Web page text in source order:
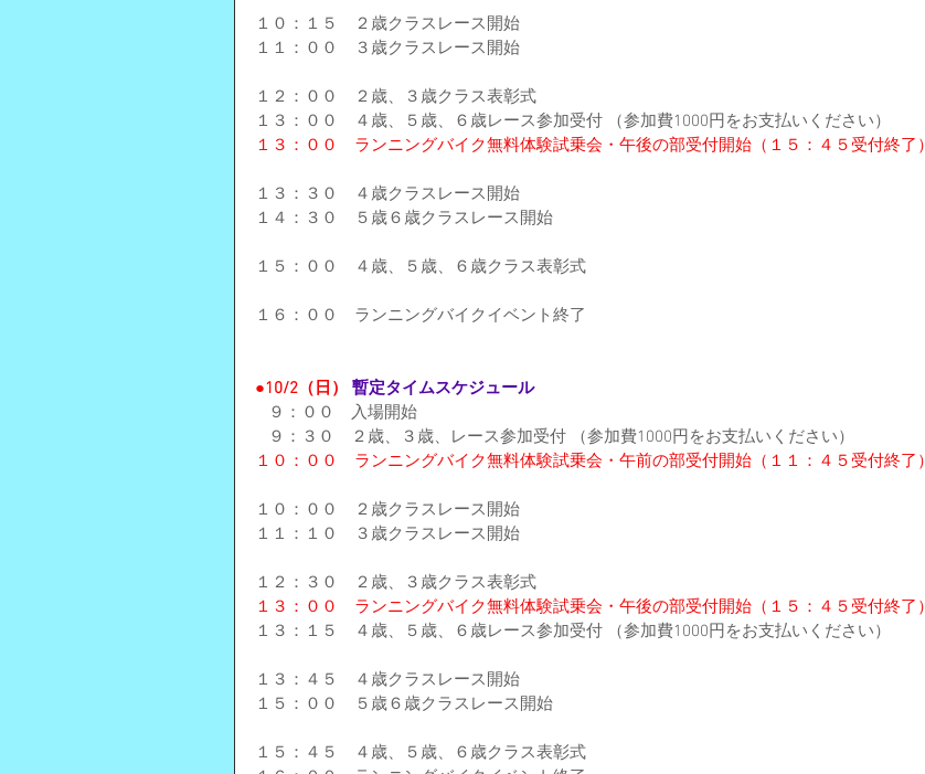
１０：１５　２歳クラスレース開始
１１：００　３歳クラスレース開始
１２：００　２歳、３歳クラス表彰式
１３：００　４歳、５歳、６歳レース参加受付 （参加費1000円をお支払いください）
１３：００　ランニングバイク無料体験試乗会・午後の部受付開始（１５：４５受付終了）
１３：３０　４歳クラスレース開始
１４：３０　５歳６歳クラスレース開始
１５：００　４歳、５歳、６歳クラス表彰式
１６：００　ランニングバイクイベント終了
●10/2（日） 暫定タイムスケジュール
   ９：００　入場開始
   ９：３０　２歳、３歳、レース参加受付 （参加費1000円をお支払いください）
１０：００　ランニングバイク無料体験試乗会・午前の部受付開始（１１：４５受付終了）
１０：００　２歳クラスレース開始
１１：１０　３歳クラスレース開始
１２：３０　２歳、３歳クラス表彰式
１３：００　ランニングバイク無料体験試乗会・午後の部受付開始（１５：４５受付終了）
１３：１５　４歳、５歳、６歳レース参加受付 （参加費1000円をお支払いください）
１３：４５　４歳クラスレース開始
１５：００　５歳６歳クラスレース開始
１５：４５　４歳、５歳、６歳クラス表彰式